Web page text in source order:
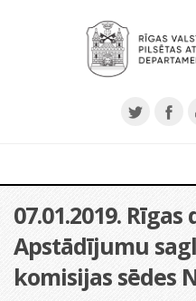
07.01.2019. Rīgas
Apstādījumu
komisijas sēdes